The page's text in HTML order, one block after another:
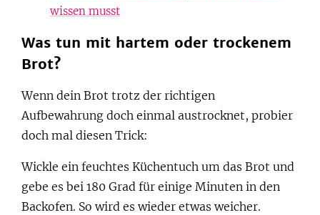
wissen musst
Was tun mit hartem oder trockenem
Brot?
Wenn dein Brot trotz der richtigen
Aufbewahrung doch einmal austrocknet, probier
doch mal diesen Trick:
Wickle ein feuchtes Küchentuch um das Brot und
gebe es bei 180 Grad für einige Minuten in den
Backofen. So wird es wieder etwas weicher.